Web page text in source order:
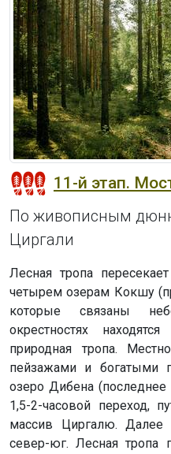
11-й этап.
По живописным
Циргали
Лесная тропа
четырем озерам Кокшу
которые связаны
окрестностях
природная тропа.
пейзажами и богатыми
озеро Дибена
1,5-2-часовой переход,
массив Циргалю. Далее
север-юг. Лесная тропа